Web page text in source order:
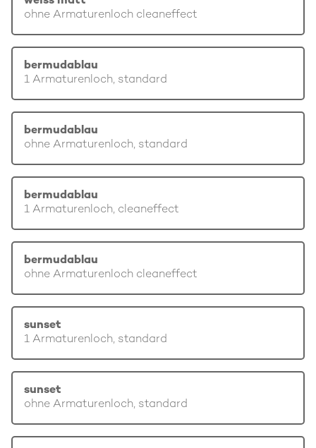
ohne Armaturenloch cleaneffect
bermudablau
1 Armaturenloch, standard
bermudablau
ohne Armaturenloch, standard
bermudablau
1 Armaturenloch, cleaneffect
bermudablau
ohne Armaturenloch cleaneffect
sunset
1 Armaturenloch, standard
sunset
ohne Armaturenloch, standard